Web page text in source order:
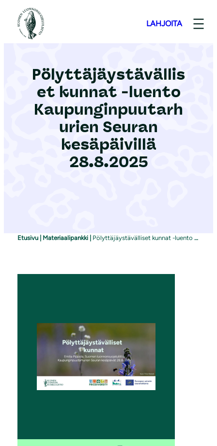
LAHJOITA
Pölyttäjäystävällis
et kunnat -luento
Kaupunginpuutarh
urien Seuran
kesäpäivillä
28.8.2025
Etusivu Materiaalipankki Pölyttäjäystävälliset kunnat -luento Kaupunginpuutarhurien Seuran kesäpäivillä 28.8.2025